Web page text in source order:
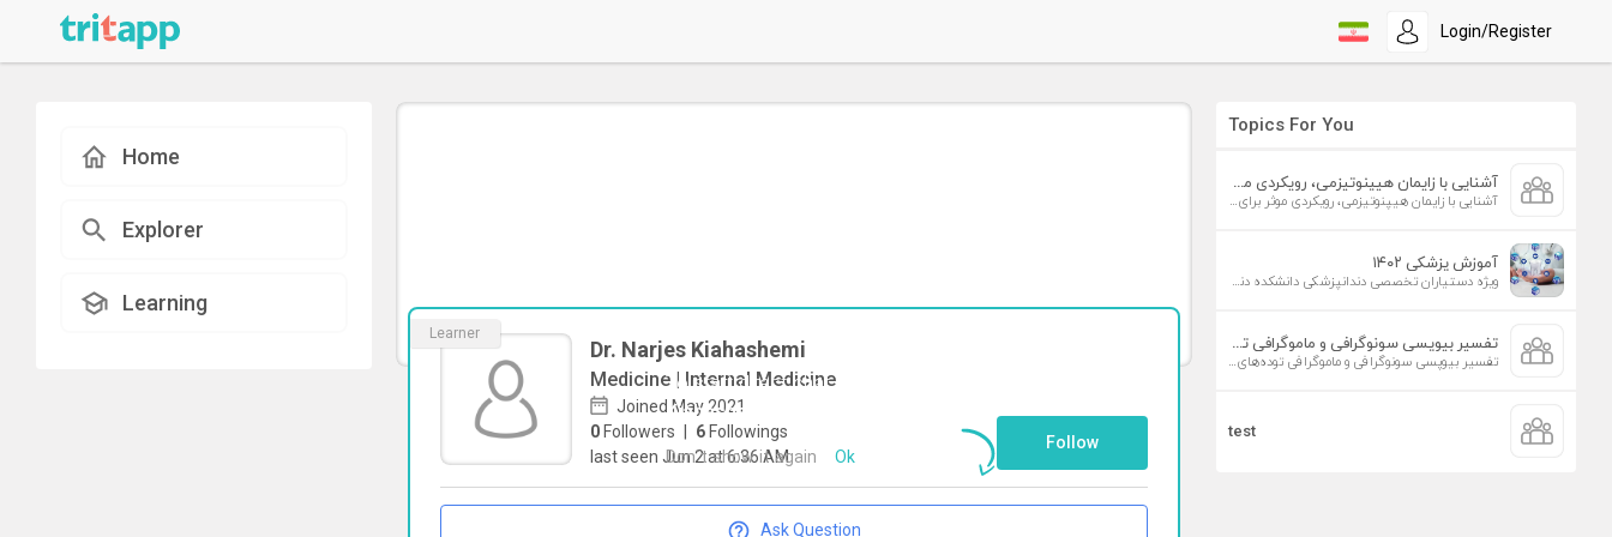
Login/Register
Home
Explorer
Learning
Learner
Dr. Narjes Kiahashemi
Medicine | Internal Medicine
Joined May 2021
0 Followers 6 Followings
last seen Jun 2 at 6:36 AM
Follow
Ask Question
Topics For You
آشنایی با زایمان هیپنوتیزمی، رویکردی موثر برای افزایش تمایل به زایمان طبیعی
آشنایی با زایمان هیپنوتیزمی، رویکردی موثر برای افزایش تمایل به زایمان طبیعی
آموزش پزشکی ۱۴۰۲
ویژه دستیاران تخصصی دندانپزشکی دانشکده دندانپزشکی دانشگاه علوم پزشکی تهران
تفسیر بیوپسی سونوگرافی و ماموگرافی توده‌های پستان
تفسیر بیوپسی سونوگرافی و ماموگرافی توده‌های پستان
test
To start direct chat with
Kiahashemi
Don`t show it again Ok